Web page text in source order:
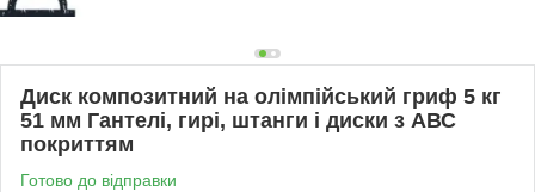
Диск композитний на олімпійський гриф 5 кг
51 мм Гантелі, гирі, штанги і диски з АВС
покриттям
Готово до відправки